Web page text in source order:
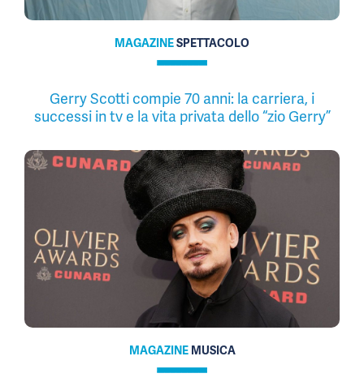
MAGAZINESPETTACOLO
Gerry Scotti compie 70 anni: la carriera, i
successi in tv e la vita privata dello “zio Gerry”
MAGAZINE MUSICA